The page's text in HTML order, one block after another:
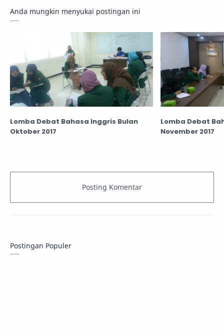
Anda mungkin menyukai postingan ini
Lomba Debat Bahasa Inggris Bulan
Oktober 2017
Lomba Debat
November 2017
Postingan Populer